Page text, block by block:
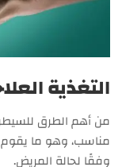
التغذية
من أهم الطرق
مناسب، وهو ما يقوم
وفقًا لحالة المريض.